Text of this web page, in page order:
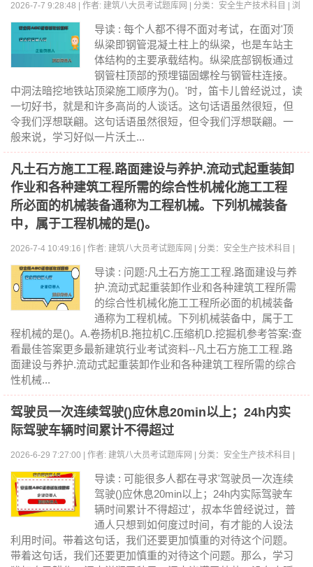
2026-7-7 9:28:48 | 作者: 建筑八大员考试题库网 | 分类：安全生产技术科目 | 浏
览:0
导读 : 每个人都不得不面对考试，在面对'顶
纵梁即钢管混凝土柱上的纵梁，也是车站主
体结构的主要承载结构。纵梁底部钢板通过
钢管柱顶部的预埋锚固螺栓与钢管柱连接。
中洞法暗挖地铁站顶梁施工顺序为()。'时，笛卡儿曾经说过，读
一切好书，就是和许多高尚的人谈话。这句话语虽然很短，但
令我们浮想联翩。这句话语虽然很短，但令我们浮想联翩。一
般来说，学习好似一片沃土...
凡土石方施工工程.路面建设与养护.流动式起重装卸
作业和各种建筑工程所需的综合性机械化施工工程
所必面的机械装备通称为工程机械。下列机械装备
中，属于工程机械的是()。
2026-7-4 10:49:16 | 作者: 建筑八大员考试题库网 | 分类：安全生产技术科目 |
浏览:0
导读 : 问题:凡土石方施工工程.路面建设与养
护.流动式起重装卸作业和各种建筑工程所需
的综合性机械化施工工程所必面的机械装备
通称为工程机械。下列机械装备中，属于工
程机械的是()。A.卷扬机B.拖拉机C.压缩机D.挖掘机参考答案:查
看最佳答案更多最新建筑行业考试资料--凡土石方施工工程.路
面建设与养护.流动式起重装卸作业和各种建筑工程所需的综合
性机械...
驾驶员一次连续驾驶()应休息20min以上；24h内实
际驾驶车辆时间累计不得超过
2026-6-29 7:27:00 | 作者: 建筑八大员考试题库网 | 分类：安全生产技术科目 |
浏览:0
导读 : 可能很多人都在寻求'驾驶员一次连续
驾驶()应休息20min以上；24h内实际驾驶车
辆时间累计不得超过'，叔本华曾经说过，普
通人只想到如何度过时间，有才能的人设法
利用时间。带着这句话，我们还要更加慎重的对待这个问题。
带着这句话，我们还要更加慎重的对待这个问题。那么，学习